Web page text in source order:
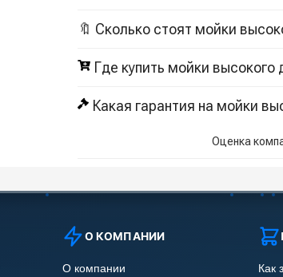
🔖 Сколько стоят мойки
Где купить мойки
Какая гарантия на мойки
Оценка
О КОМПАНИИ
О компании Как